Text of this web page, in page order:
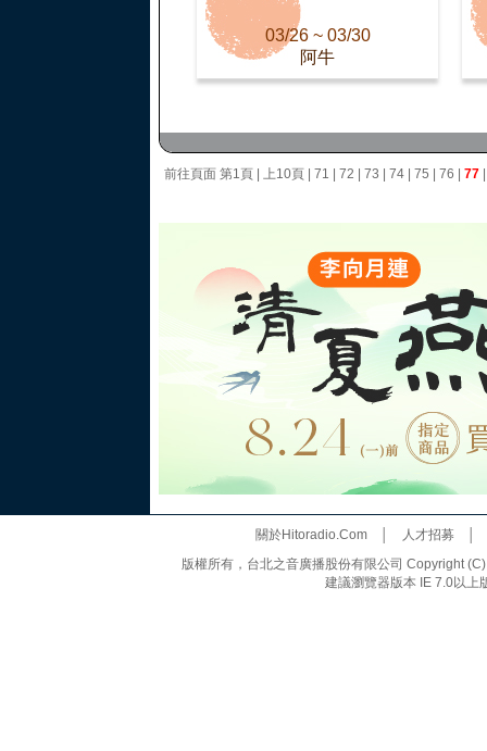
03/26 ~ 03/30
阿牛
前往頁面 第1頁 上10頁 71 72 73 74 75 76 77
關於Hitoradio.Com│ 人才招募
版權所有，台北之音廣播股份有限公司 Copyright
建議瀏覽器版本 IE 7.0以上